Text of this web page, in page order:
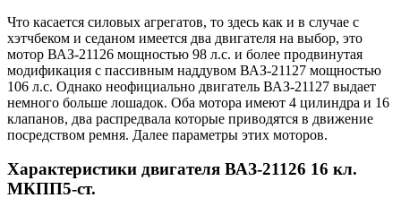
Что касается силовых агрегатов, то здесь как и в случае с
хэтчбеком и седаном имеется два двигателя на выбор, это
мотор ВАЗ-21126 мощностью 98 л.с. и более продвинутая
модификация с пассивным наддувом ВАЗ-21127 мощностью
106 л.с. Однако неофициально двигатель ВАЗ-21127 выдает
немного больше лошадок. Оба мотора имеют 4 цилиндра и 16
клапанов, два распредвала которые приводятся в движение
посредством ремня. Далее параметры этих моторов.
Характеристики двигателя ВАЗ-21126 16 кл.
МКПП5-ст.